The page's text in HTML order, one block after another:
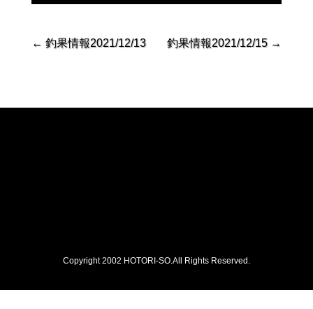
← 釣果情報2021/12/13 釣果情報2021/12/15→
Copyright 2002 HOTORI-SO.All Rights Reserved.